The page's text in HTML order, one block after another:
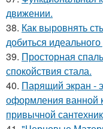
движении.
38. Как выровнять
добиться идеального
39. Просторная
спокойствия стала.
40. Парящий экран -
оформления ванной
привычной